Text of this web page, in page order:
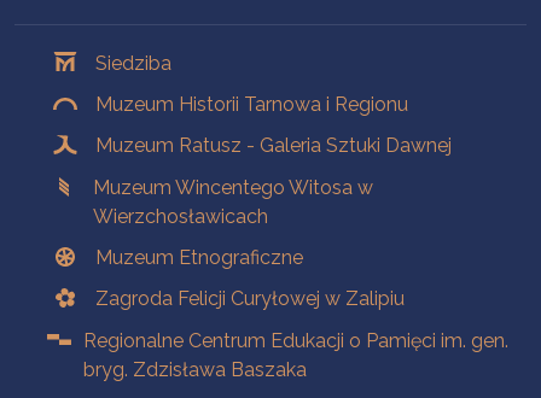
Siedziba
Muzeum Historii Tarnowa i Regionu
Muzeum Ratusz - Galeria Sztuki Dawnej
Muzeum Wincentego Witosa w
Wierzchosławicach
Muzeum Etnograficzne
Zagroda Felicji Curyłowej w Zalipiu
Regionalne Centrum Edukacji o Pamięci im. gen.
bryg. Zdzisława Baszaka